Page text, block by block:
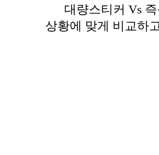
대량스티커 Vs
상황에 맞게 비교하